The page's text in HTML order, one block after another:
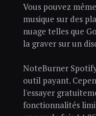
Vous pouvez
musique sur des
nuage telles que
la graver sur un
NoteBurner
outil payant.
l'essayer
fonctionnalités